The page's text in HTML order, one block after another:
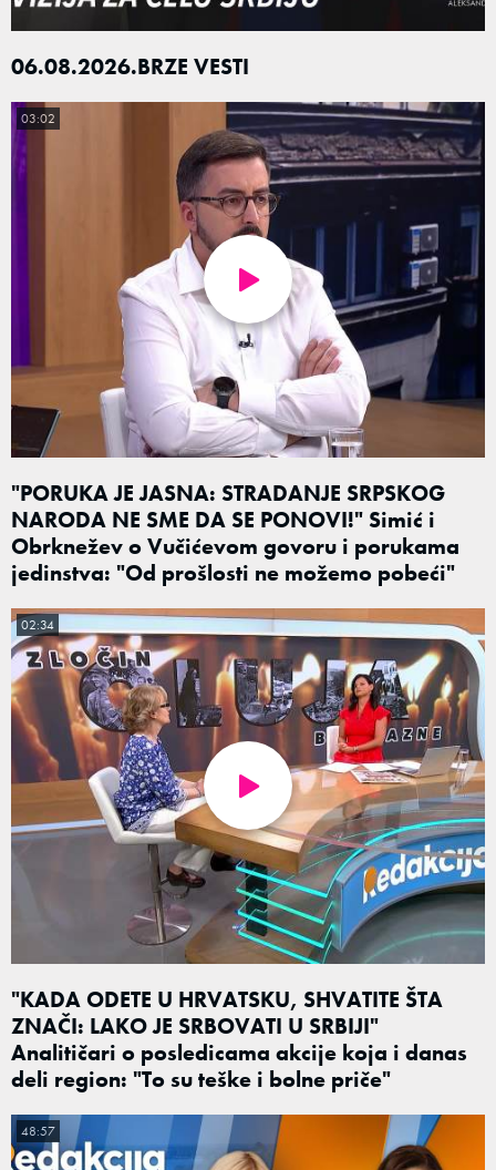
06.08.2026.BRZE VESTI
"PORUKA JE JASNA: STRADANJE SRPSKOG
NARODA NE SME DA SE PONOVI!" Simić i
Obrknežev o Vučićevom govoru i porukama
jedinstva: "Od prošlosti ne možemo pobeći"
03:02
"KADA ODETE U HRVATSKU, SHVATITE ŠTA
ZNAČI: LAKO JE SRBOVATI U SRBIJI"
Analitičari o posledicama akcije koja i danas
deli region: "To su teške i bolne priče"
02:34
48:57